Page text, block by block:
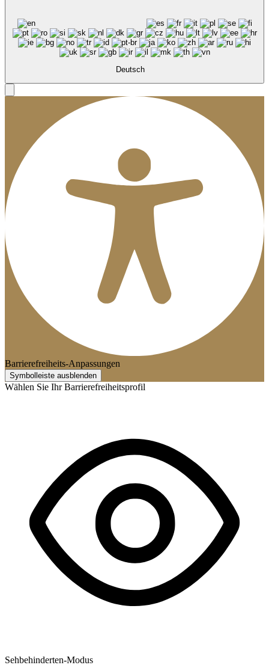
Deutsch
Barrierefreiheits-Anpassungen
Symbolleiste ausblenden
Wählen Sie Ihr Barrierefreiheitsprofil
Sehbehinderten-Modus